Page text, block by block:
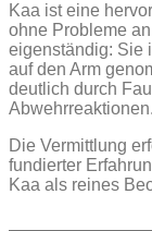
Kaa ist eine
ohne Probleme
eigenständig: Sie
auf den Arm
deutlich durch
Abwehrreaktionen.
Die Vermittlung
fundierter
Kaa als reines